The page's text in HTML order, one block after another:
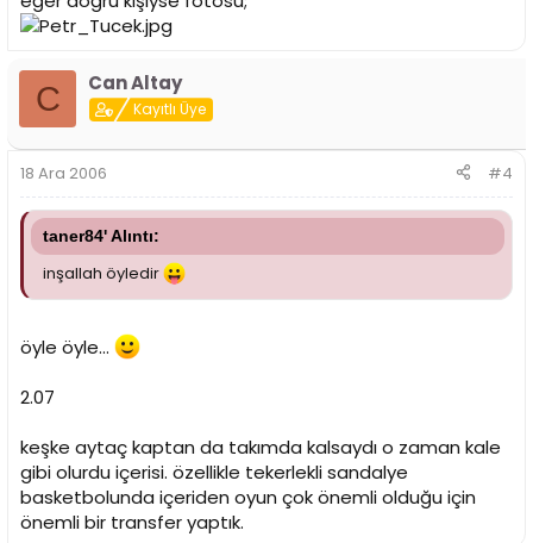
C Can Altay
Kayıtlı Üye
18 Ara 2006 #4
taner84' Alıntı:
inşallah öyledir
öyle öyle...
2.07
keşke aytaç kaptan da takımda kalsaydı o zaman kale
gibi olurdu içerisi. özellikle tekerlekli sandalye
basketbolunda içeriden oyun çok önemli olduğu için
önemli bir transfer yaptık.